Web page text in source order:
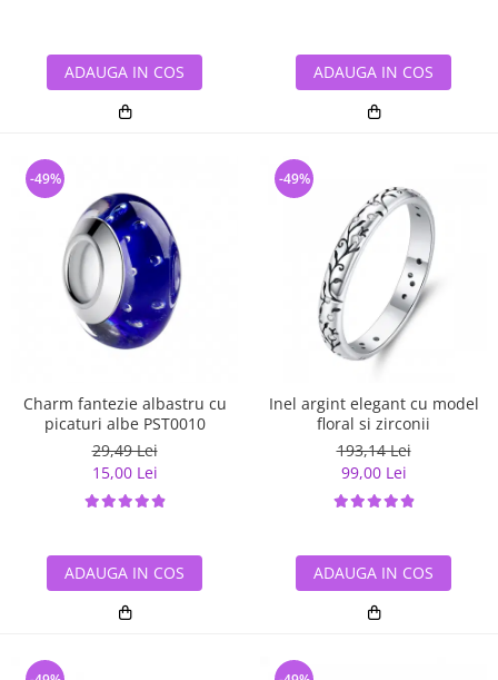
ADAUGA IN COS ADAUGA IN COS
Charm fantezie albastru cu
picaturi albe PST0010
29,49 Lei
15,00 Lei
-49%
ADAUGA IN COS
Inel argint elegant cu model
floral si zirconii
193,14 Lei
99,00 Lei
-49%
ADAUGA IN COS